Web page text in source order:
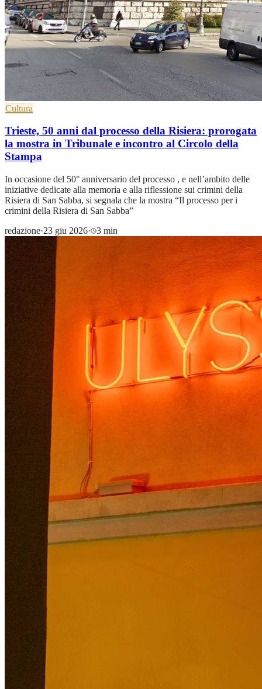
Cultura
Trieste, 50 anni dal processo della Risiera: prorogata
la mostra in Tribunale e incontro al Circolo della
Stampa
In occasione del 50° anniversario del processo , e nell’ambito delle
iniziative dedicate alla memoria e alla riflessione sui crimini della
Risiera di San Sabba, si segnala che la mostra “Il processo per i
crimini della Risiera di San Sabba”
redazione·23 giu 2026· 3 min